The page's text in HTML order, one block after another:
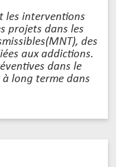
les interventions
projets dans les
des
aux addictions.
dans le
long terme dans